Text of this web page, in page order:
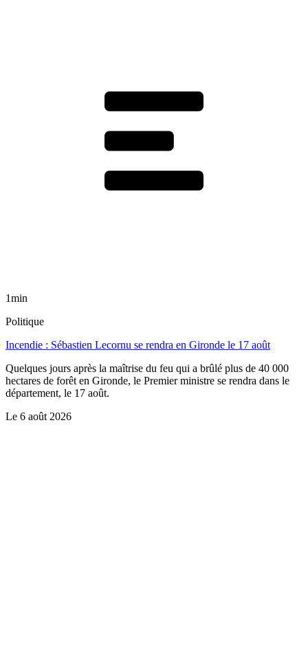
1min
Politique
Incendie : Sébastien Lecornu se rendra en Gironde le 17 août
Quelques jours après la maîtrise du feu qui a brûlé plus de 40 000
hectares de forêt en Gironde, le Premier ministre se rendra dans le
département, le 17 août.
Le 6 août 2026